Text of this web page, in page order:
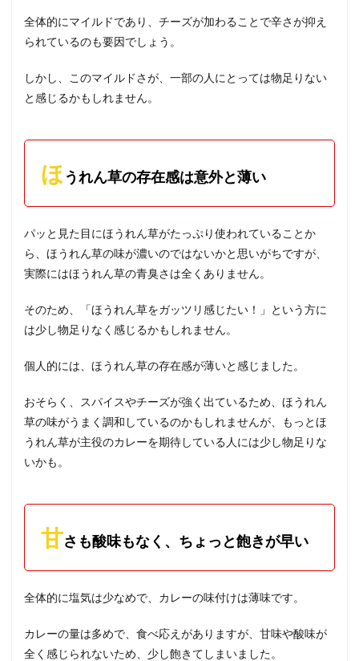
全体的にマイルドであり、チーズが加わることで辛さが抑え
られているのも要因でしょう。
しかし、このマイルドさが、一部の人にとっては物足りない
と感じるかもしれません。
ほ うれん草の存在感は意外と薄い
パッと見た目にほうれん草がたっぷり使われていることか
ら、ほうれん草の味が濃いのではないかと思いがちですが、
実際にはほうれん草の青臭さは全くありません。
そのため、「ほうれん草をガッツリ感じたい！」という方に
は少し物足りなく感じるかもしれません。
個人的には、ほうれん草の存在感が薄いと感じました。
おそらく、スパイスやチーズが強く出ているため、ほうれん
草の味がうまく調和しているのかもしれませんが、もっとほ
うれん草が主役のカレーを期待している人には少し物足りな
いかも。
甘さも酸味もなく、ちょっと飽きが早い
全体的に塩気は少なめで、カレーの味付けは薄味です。
カレーの量は多めで、食べ応えがありますが、甘味や酸味が
全く感じられないため、少し飽きてしまいました。